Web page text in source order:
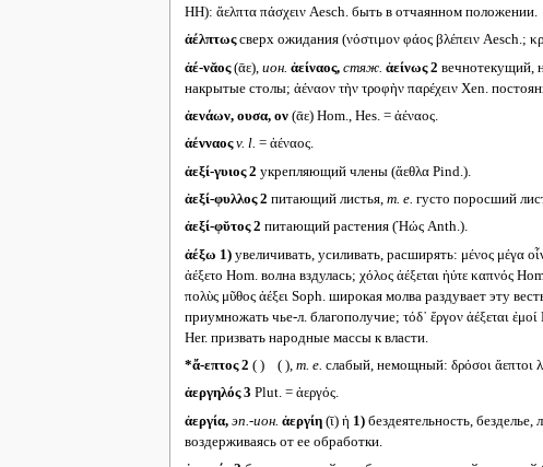
HH): ἄελπτα πάσχειν Aesch. быть в отчаянном положении.
ἀέλπτωςсверх ожидания (νόστιμον φάος βλέπειν Aesch.;
ἀέ-νᾰος(ᾱε), ион. ἀείναος, стяж. ἀείνως 2 вечнотекущий,
накрытые столы; ἀέναον τὴν τροφὴν παρέχειν Xen.
ἀενάων, ουσα, ον(ᾱε) Hom., Hes. = ἀέναος.
ἀένναος v. l. = ἀέναος.
ἀεξί-γυιος 2 укрепляющий члены (ἄεθλα Pind.).
ἀεξί-φυλλος 2 питающий листья, т. е. густо поросший
ἀεξί-φῠτος 2 питающий растения (Ἠώς Anth.).
ἀέξω 1)увеличивать, усиливать, расширять: μένος μέγα
ἀέξετο Hom. волна вздулась; χόλος ἀέξεται ἠύτε καπνός
πολὺς μῦθος ἀέξει Soph. широкая молва раздувает эту
приумножать чье-л. благополучие; τόδ᾽ ἔργον ἀέξεται
Her. призвать народные массы к власти.
*ἄ-επτος 2 ( ) ( ),т. е. слабый, немощный: δρόσοι ἄεπτοι
ἀεργηλός 3 Plut. = ἀεργός.
ἀεργία, эп.-ион. ἀεργίη(ῑ) ἡ 1)бездеятельность, безделье,
воздерживаясь от ее обработки.